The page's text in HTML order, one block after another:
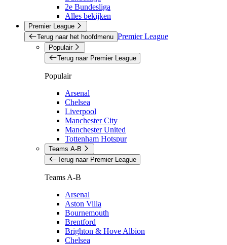
2e Bundesliga
Alles bekijken
Premier League
Terug naar het hoofdmenu Premier League
Populair
Terug naar Premier League
Populair
Arsenal
Chelsea
Liverpool
Manchester City
Manchester United
Tottenham Hotspur
Teams A-B
Terug naar Premier League
Teams A-B
Arsenal
Aston Villa
Bournemouth
Brentford
Brighton & Hove Albion
Chelsea